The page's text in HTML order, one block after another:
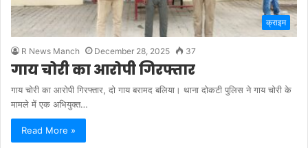
क्राइम
R News Manch December 28, 2025 37
गाय चोरी का आरोपी गिरफ्तार
गाय चोरी का आरोपी गिरफ्तार, दो गाय बरामद बलिया। थाना दोकटी पुलिस ने गाय चोरी के
मामले में एक अभियुक्त…
Read More »